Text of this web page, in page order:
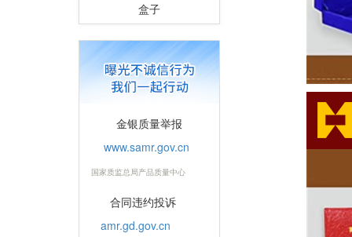
盒子
金银质量举报
www.samr.gov.cn
国家质监总局产品质量中心
合同违约投诉
amr.gd.gov.cn